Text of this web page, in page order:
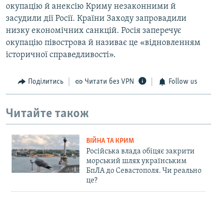
окупацію й анексію Криму незаконними й
засудили дії Росії. Країни Заходу запровадили
низку економічних санкцій. Росія заперечує
окупацію півострова й називає це «відновленням
історичної справедливості».
Поділитись Читати без VPN Follow us
Читайте також
ВІЙНА ТА КРИМ
Російська влада обіцяє закрити
морський шлях українським
БпЛА до Севастополя. Чи реально
це?